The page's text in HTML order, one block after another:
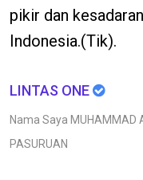
pikir dan
Indonesia.(Tik).
LINTAS ONE
Nama Saya MUHAMMAD
PASURUAN